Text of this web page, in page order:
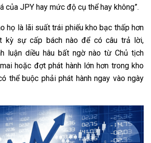
của JPY hay mức độ cụ thể hay không”.
họ là lãi suất trái phiếu kho bạc thấp hơn
kỳ sự cấp bách nào để có câu trả lời,
luận diều hâu bất ngờ nào từ Chủ tịch
hoặc đợt phát hành lớn hơn trong kho
thể buộc phải phát hành ngay vào ngày